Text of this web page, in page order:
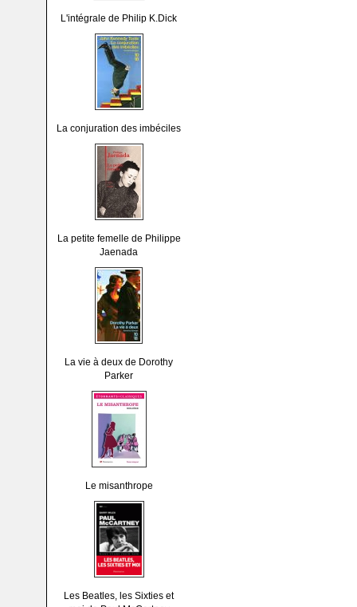
L'intégrale de Philip K.Dick
La conjuration des imbéciles
La petite femelle de Philippe
Jaenada
La vie à deux de Dorothy
Parker
Le misanthrope
Les Beatles, les Sixties et